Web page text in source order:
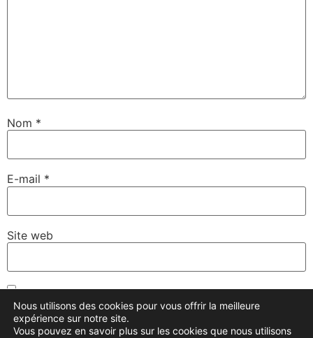
Nom *
E-mail *
Site web
Enregistrer mon nom, mon e-mail et mon site dans le
navigateur pour mon prochain commentaire.
Nous utilisons des cookies pour vous offrir la meilleure
expérience sur notre site.
Vous pouvez en savoir plus sur les cookies que nous utilisons